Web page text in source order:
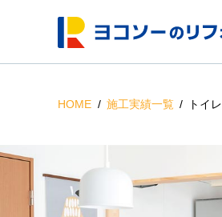
HOME 施工実績一覧 トイレ